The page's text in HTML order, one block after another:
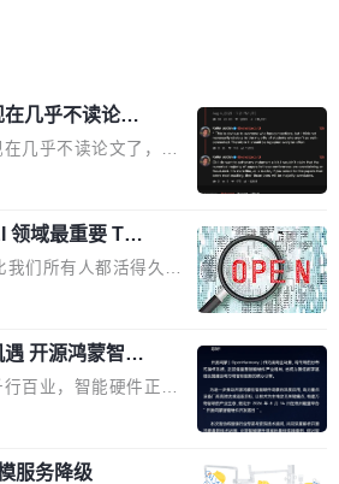
几乎不读论文
几乎不读论文了，而
充斥着大量过
研究员 Keller Jorda
。他不是在说风凉
尽皆知但很少公开捅
充了一句软化声明：
分论文都在过度宣传
，如果你筛选出那些
那它们大部分都是过
痛点。不是所有论文
那批论文最有问题。
Shen，一位 ICLR 2
领域最重要 Top
们所有人都活得久。
客，而是出自 Hieu
Pham 是谁？他是 xAI
训练基础设施团队
一条帖子，列出了他
三个开源项目。 第一
2。 Hieu 的
要解释，但 FA2 是他
开源鸿蒙智能
举行
百业，智能硬件正从
化、协同化发展。作
布式能力，为不同类
服务降级